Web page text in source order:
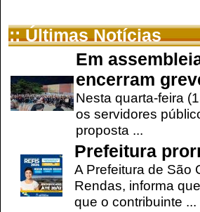
:: Últimas Notícias
Em
encerram
Nesta quarta-feira
os servidores
proposta ...
Prefeitura
A Prefeitura de São
Rendas, informa
que o contribuinte ...